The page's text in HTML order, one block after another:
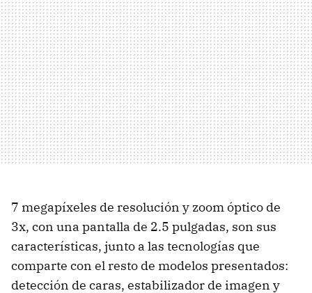
7 megapíxeles de resolución y zoom óptico de
3x, con una pantalla de 2.5 pulgadas, son sus
características, junto a las tecnologías que
comparte con el resto de modelos presentados:
detección de caras, estabilizador de imagen y